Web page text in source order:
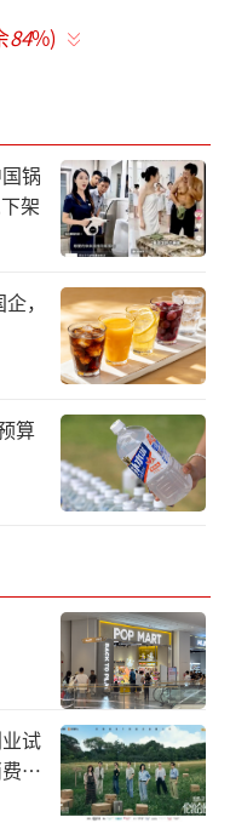
拍。今年7月20日
两次上拍，起拍
亿元，最终均因无
克管理人微信公
管理人暂缓第三
政府招商部门及
无确定的投资企
，起拍价约12.25
7亿元，但仍无人
集团以50∶
年，广汽菲克
，广汽菲克相继
南者及大指挥官
型及中型SUV的
广汽菲克销量达2
开始下滑，2021
84%)
锅
架
，
算
试
反